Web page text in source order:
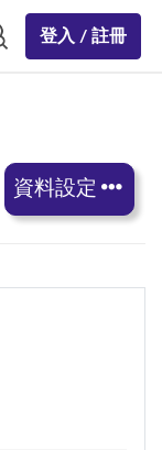
登入 / 註冊
資料設定